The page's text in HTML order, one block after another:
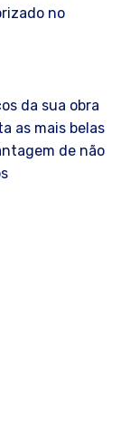
no
da sua obra
as mais belas
de não